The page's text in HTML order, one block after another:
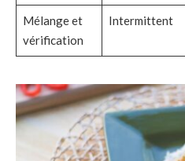
Mélange et
vérification
Intermittent